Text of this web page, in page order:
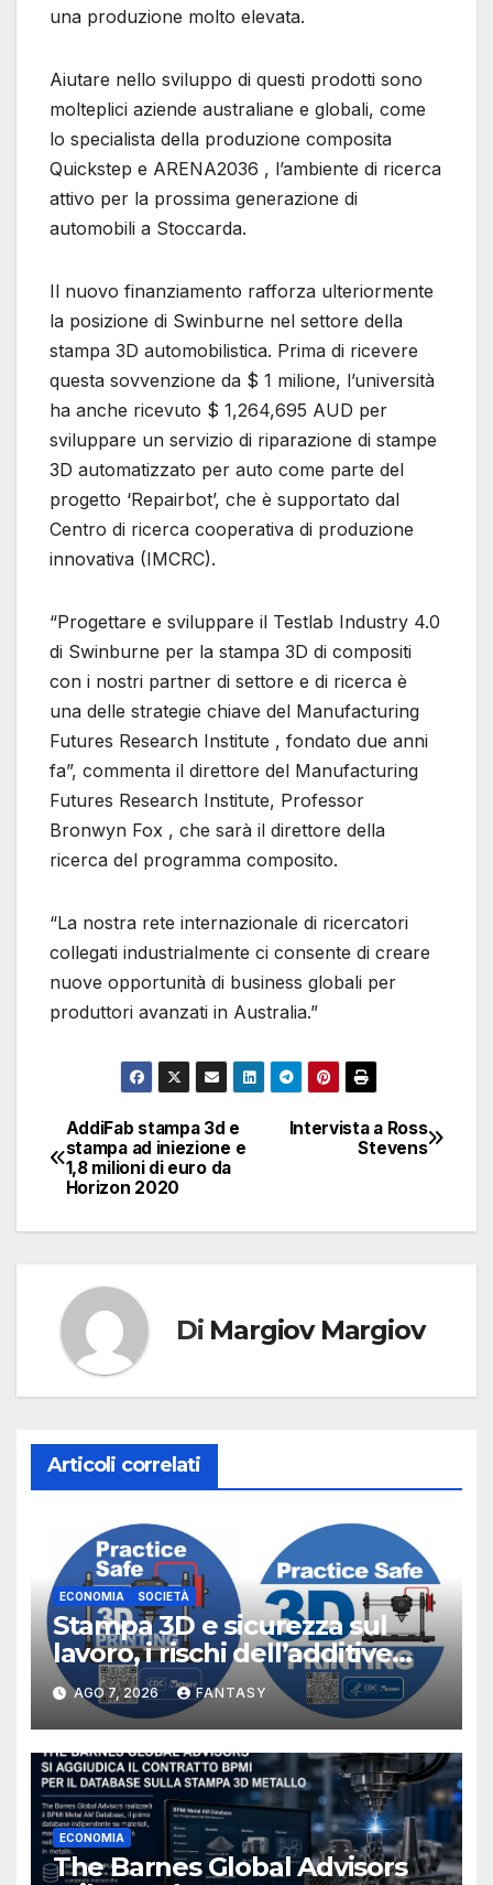
una produzione molto elevata.
Aiutare nello sviluppo di questi prodotti sono
molteplici aziende australiane e globali, come
lo specialista della produzione composita
Quickstep e ARENA2036 , l’ambiente di ricerca
attivo per la prossima generazione di
automobili a Stoccarda.
Il nuovo finanziamento rafforza ulteriormente
la posizione di Swinburne nel settore della
stampa 3D automobilistica. Prima di ricevere
questa sovvenzione da $ 1 milione, l’università
ha anche ricevuto $ 1,264,695 AUD per
sviluppare un servizio di riparazione di stampe
3D automatizzato per auto come parte del
progetto ‘Repairbot’, che è supportato dal
Centro di ricerca cooperativa di produzione
innovativa (IMCRC).
“Progettare e sviluppare il Testlab Industry 4.0
di Swinburne per la stampa 3D di compositi
con i nostri partner di settore e di ricerca è
una delle strategie chiave del Manufacturing
Futures Research Institute , fondato due anni
fa”, commenta il direttore del Manufacturing
Futures Research Institute, Professor
Bronwyn Fox , che sarà il direttore della
ricerca del programma composito.
“La nostra rete internazionale di ricercatori
collegati industrialmente ci consente di creare
nuove opportunità di business globali per
produttori avanzati in Australia.”
Navigazione
articoli
Intervista a Ross
Stevens
AddiFab stampa 3d e
stampa ad iniezione e
1,8 milioni di euro da
Horizon 2020
Di Margiov Margiov
Articoli correlati
ECONOMIA SOCIETÀ
Stampa 3D e sicurezza sul
lavoro, i rischi dell’additive
manufacturing secondo
NIOSH
AGO 7, 2026 FANTASY
ECONOMIA
The Barnes Global Advisors